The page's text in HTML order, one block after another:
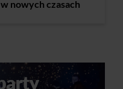
nowych czasach